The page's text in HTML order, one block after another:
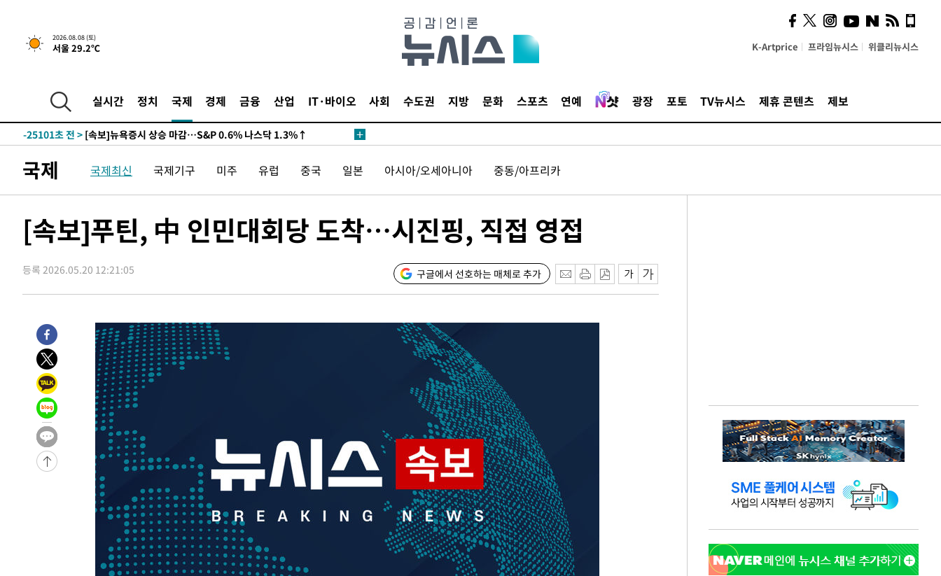
2026.08.08 (토)
서울 29.2℃ K-Artprice 프라임뉴시스 위클리뉴시스
실시간 정치 국제 경제 금융 산업 IT·바이오 사회 수도권 지방 문화 스포츠 연예 광장 포토 TV뉴시스 제휴 콘텐츠 제보
-25101초 전 >
[속보]뉴욕증시 상승 마감…S&P 0.6% 나스닥 1.3%↑
-31975초 전 >
-25101초 전 > [속보]뉴욕증시 상승 마감…S&P 0.6% 나스닥 1.3%↑
-25101초 전 >
[속보]뉴욕증시 상승 마감…S&P 0.6% 나스닥 1.3%↑
국제 국제최신 국제기구 미주 유럽 중국 일본 아시아/오세아니아 중동/아프리카
[속보]푸틴, 中 인민대회당 도착…시진핑, 직접 영접
등록 2026.05.20 12:21:05 구글에서 선호하는 매체로 추가